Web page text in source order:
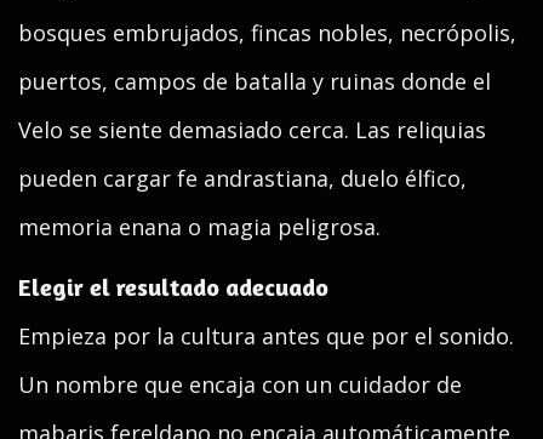
bosques embrujados, fincas nobles, necrópolis,
puertos, campos de batalla y ruinas donde el
Velo se siente demasiado cerca. Las reliquias
pueden cargar fe andrastiana, duelo élfico,
memoria enana o magia peligrosa.
Elegir el resultado adecuado
Empieza por la cultura antes que por el sonido.
Un nombre que encaja con un cuidador de
mabaris fereldano no encaja automáticamente